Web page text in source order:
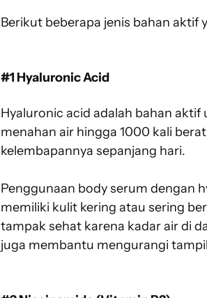
Berikut beberapa jenis bahan
#1 Hyaluronic Acid
Hyaluronic acid adalah bahan
menahan air hingga 1000 kali
kelembapannya sepanjang hari.
Penggunaan body serum dengan
memiliki kulit kering atau sering
tampak sehat karena kadar air di
juga membantu mengurangi